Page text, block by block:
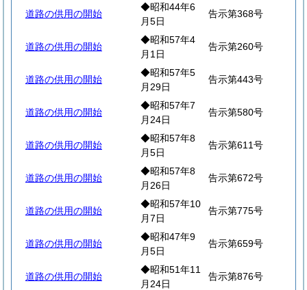
道路の供用の開始
◆昭和44年6
月5日
告示第368号
道路の供用の開始
◆昭和57年4
月1日
告示第260号
道路の供用の開始
◆昭和57年5
月29日
告示第443号
道路の供用の開始
◆昭和57年7
月24日
告示第580号
道路の供用の開始
◆昭和57年8
月5日
告示第611号
道路の供用の開始
◆昭和57年8
月26日
告示第672号
道路の供用の開始
◆昭和57年10
月7日
告示第775号
道路の供用の開始
◆昭和47年9
月5日
告示第659号
道路の供用の開始
◆昭和51年11
月24日
告示第876号